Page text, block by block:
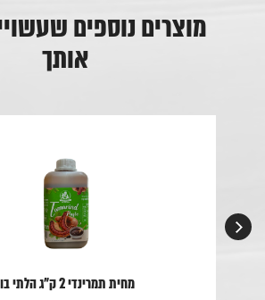
מוצרים נוספים
אותך
מחית תמרינדי 2 ק"ג הלתי בוי